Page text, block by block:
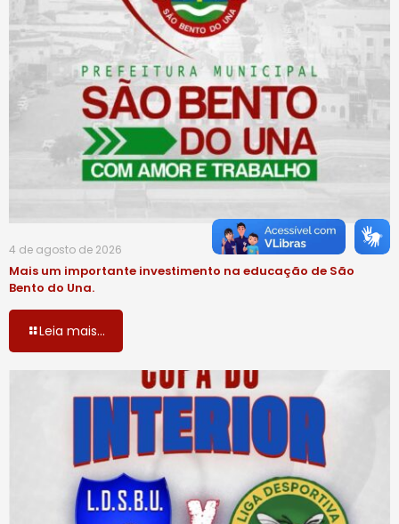
4 de agosto de 2026
Mais um importante investimento na educação de São
Bento do Una.
Leia mais...